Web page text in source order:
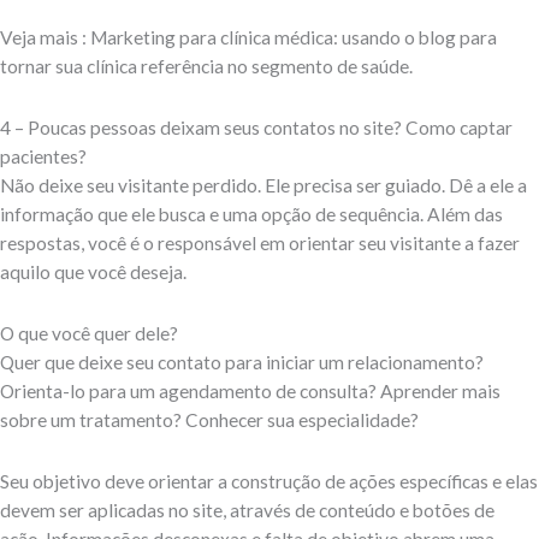
Veja mais : Marketing para clínica médica: usando o blog para
tornar sua clínica referência no segmento de saúde.
4 – Poucas pessoas deixam seus contatos no site? Como captar
pacientes?
Não deixe seu visitante perdido. Ele precisa ser guiado. Dê a ele a
informação que ele busca e uma opção de sequência. Além das
respostas, você é o responsável em orientar seu visitante a fazer
aquilo que você deseja.
O que você quer dele?
Quer que deixe seu contato para iniciar um relacionamento?
Orienta-lo para um agendamento de consulta? Aprender mais
sobre um tratamento? Conhecer sua especialidade?
Seu objetivo deve orientar a construção de ações específicas e elas
devem ser aplicadas no site, através de conteúdo e botões de